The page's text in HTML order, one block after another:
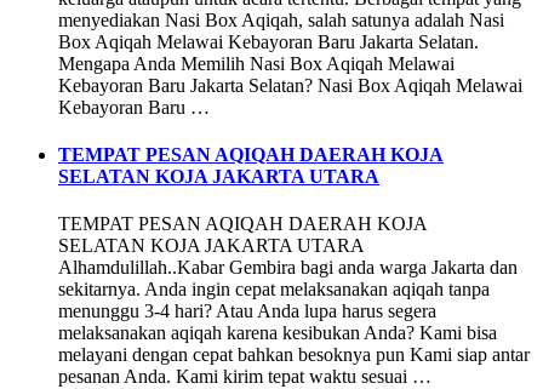
menyediakan Nasi Box Aqiqah, salah satunya adalah Nasi
Box Aqiqah Melawai Kebayoran Baru Jakarta Selatan.
Mengapa Anda Memilih Nasi Box Aqiqah Melawai
Kebayoran Baru Jakarta Selatan? Nasi Box Aqiqah Melawai
Kebayoran Baru …
TEMPAT PESAN AQIQAH DAERAH KOJA
SELATAN KOJA JAKARTA UTARA
TEMPAT PESAN AQIQAH DAERAH KOJA
SELATAN KOJA JAKARTA UTARA
Alhamdulillah..Kabar Gembira bagi anda warga Jakarta dan
sekitarnya. Anda ingin cepat melaksanakan aqiqah tanpa
menunggu 3-4 hari? Atau Anda lupa harus segera
melaksanakan aqiqah karena kesibukan Anda? Kami bisa
melayani dengan cepat bahkan besoknya pun Kami siap antar
pesanan Anda. Kami kirim tepat waktu sesuai …